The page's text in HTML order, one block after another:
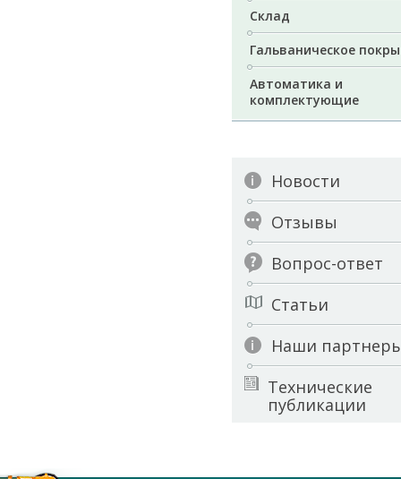
Склад
Гальваническое
Автоматика и
комплектующие
Новости
Отзывы
Вопрос-ответ
Статьи
Наши
Технические
публикации